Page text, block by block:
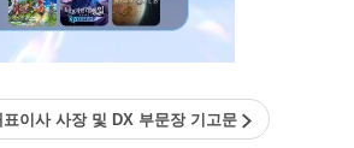
이사 사장 및 DX 부문장 기고문